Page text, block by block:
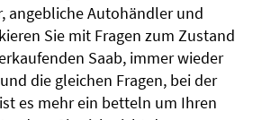
angebliche Autohändler und
Sie mit Fragen zum Zustand
Saab, immer wieder
die gleichen Fragen, bei der
es mehr ein betteln um Ihren